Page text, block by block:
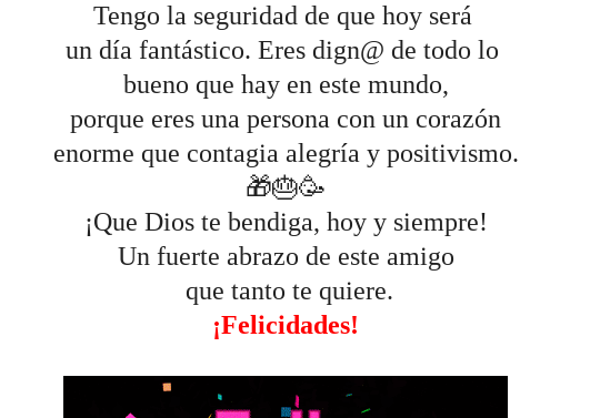
Tengo la seguridad de que hoy será
un día fantástico. Eres dign@ de todo lo
bueno que hay en este mundo,
porque eres una persona con un corazón
enorme que contagia alegría y positivismo.
🎁🎂🥳
¡Que Dios te bendiga, hoy y siempre!
Un fuerte abrazo de este amigo
que tanto te quiere.
¡Felicidades!